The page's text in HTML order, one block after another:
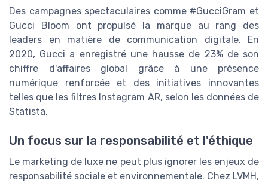
Des campagnes spectaculaires comme #GucciGram et
Gucci Bloom ont propulsé la marque au rang des
leaders en matière de communication digitale. En
2020, Gucci a enregistré une hausse de 23% de son
chiffre d'affaires global grâce à une présence
numérique renforcée et des initiatives innovantes
telles que les filtres Instagram AR, selon les données de
Statista.
Un focus sur la responsabilité et l'éthique
Le marketing de luxe ne peut plus ignorer les enjeux de
responsabilité sociale et environnementale. Chez LVMH,